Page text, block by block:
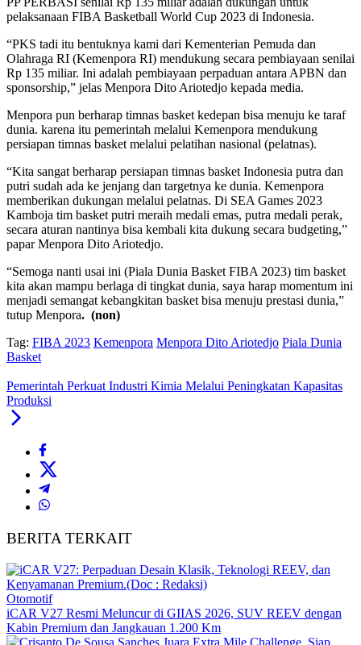
pelaksanaan FIBA Basketball World Cup 2023 di Indonesia.
“PKS tadi itu bentuknya kami dari Kementerian Pemuda dan
Olahraga RI (Kemenpora RI) mendukung secara pembiayaan senilai
Rp 135 miliar. Ini adalah pembiayaan perpaduan antara APBN dan
sponsorship,” jelas Menpora Dito Ariotedjo kepada media.
Menpora pun berharap timnas basket kedepan bisa menuju ke taraf
dunia. karena itu pemerintah melalui Kemenpora mendukung
persiapan timnas basket melalui pelatihan nasional (pelatnas).
“Kita sangat berharap persiapan timnas basket Indonesia putra dan
putri sudah ada ke jenjang dan targetnya ke dunia. Kemenpora
memberikan dukungan melalui pelatnas. Di SEA Games 2023
Kamboja tim basket putri meraih medali emas, putra medali perak,
secara aturan nantinya bisa kembali kita dukung secara budgeting,”
papar Menpora Dito Ariotedjo.
“Semoga nanti usai ini (Piala Dunia Basket FIBA 2023) tim basket
kita akan mampu berlaga di tingkat dunia, saya harap momentum ini
menjadi semangat kebangkitan basket bisa menuju prestasi dunia,”
tutup Menpora. (non)
Tag: FIBA 2023 Kemenpora Menpora Dito Ariotedjo Piala Dunia
Basket
Pemerintah Perkuat Industri Kimia Melalui Peningkatan Kapasitas
Produksi
BERITA TERKAIT
Otomotif
iCAR V27 Resmi Meluncur di GIIAS 2026, SUV REEV dengan
Kabin Premium dan Jangkauan 1.200 Km